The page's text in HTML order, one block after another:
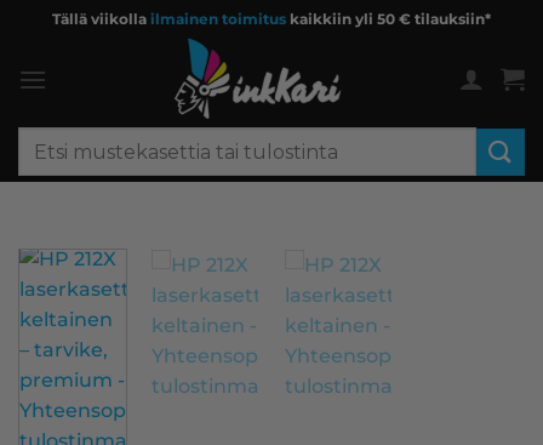
content
Tällä viikolla ilmainen toimitus kaikkiin yli 50 € tilauksiin*
Etsi: